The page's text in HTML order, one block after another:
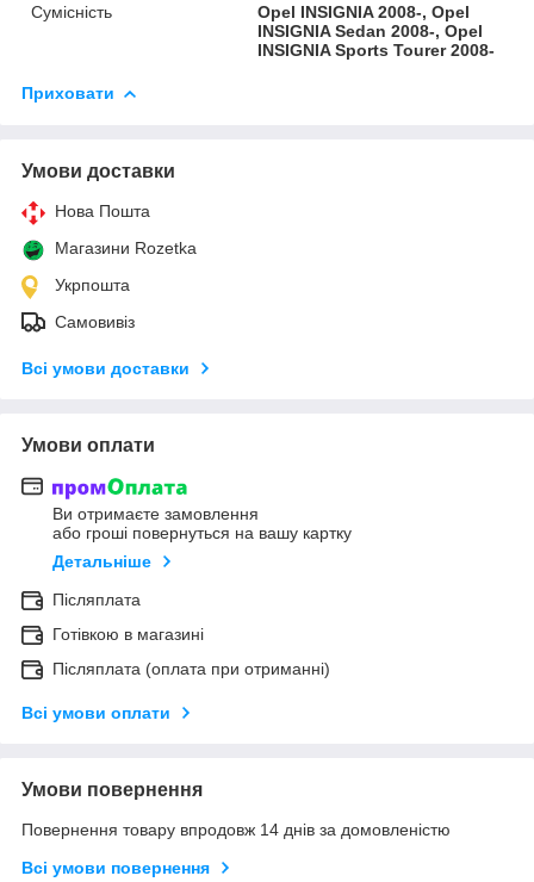
Сумісність
Opel INSIGNIA 2008-, Opel
INSIGNIA Sedan 2008-, Opel
INSIGNIA Sports Tourer 2008-
Приховати
Умови доставки
Нова Пошта
Магазини Rozetka
Укрпошта
Самовивіз
Всі умови доставки
Умови оплати
Ви отримаєте замовлення
або гроші повернуться на вашу картку
Детальніше
Післяплата
Готівкою в магазині
Післяплата (оплата при отриманні)
Всі умови оплати
Умови повернення
Повернення товару впродовж 14 днів за домовленістю
Всі умови повернення